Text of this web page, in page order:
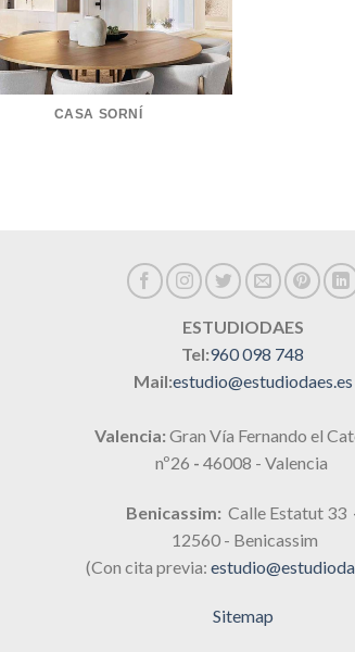
CASA SORNÍ
ESTUDIODAES
Tel:960 098 748
Mail:estudio@estudiodaes.es
Valencia:Gran Vía Fernando el
nº26 - 46008 - Valencia
Benicassim:Calle Estatut 33
12560 - Benicassim
(Con cita previa:
Sitemap